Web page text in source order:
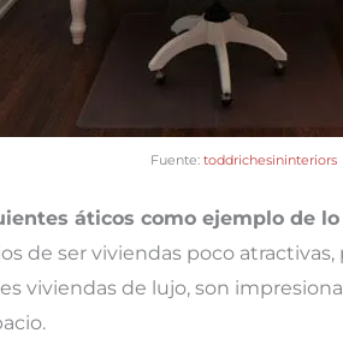
Fuente: toddrichesininteriors
áticos como ejemplo de
de ser viviendas poco
viviendas de lujo, son